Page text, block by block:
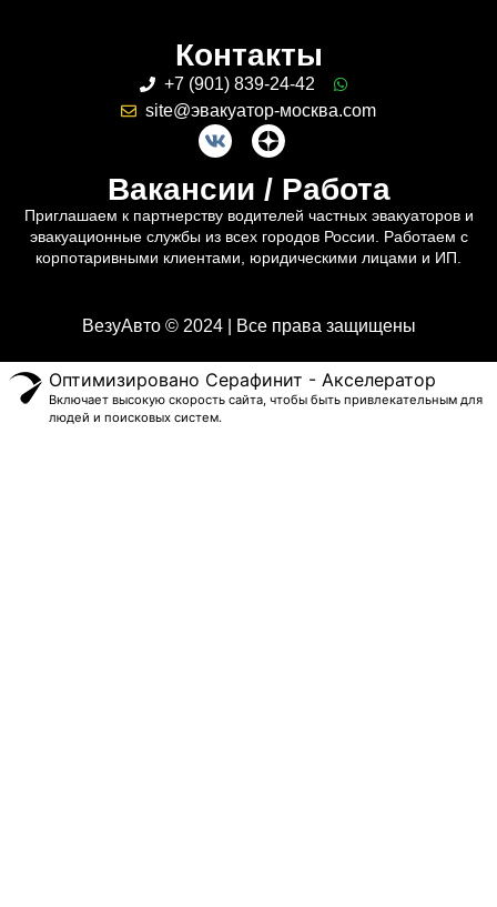
Контакты
+7 (901) 839-24-42
site@эвакуатор-москва.com
Вакансии / Работа
Приглашаем к партнерству водителей частных эвакуаторов и
эвакуационные службы из всех городов России. Работаем с
корпотаривными клиентами, юридическими лицами и ИП.
ВезуАвто © 2024 | Все права защищены
Оптимизировано Серафинит - Акселератор
Включает высокую скорость сайта, чтобы быть привлекательным для
людей и поисковых систем.